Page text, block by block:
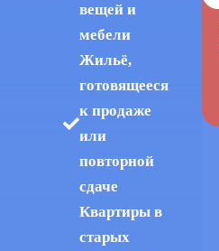
вещей и
мебели
Жильё,
готовящееся
к продаже
или
повторной
сдаче
Квартиры в
старых